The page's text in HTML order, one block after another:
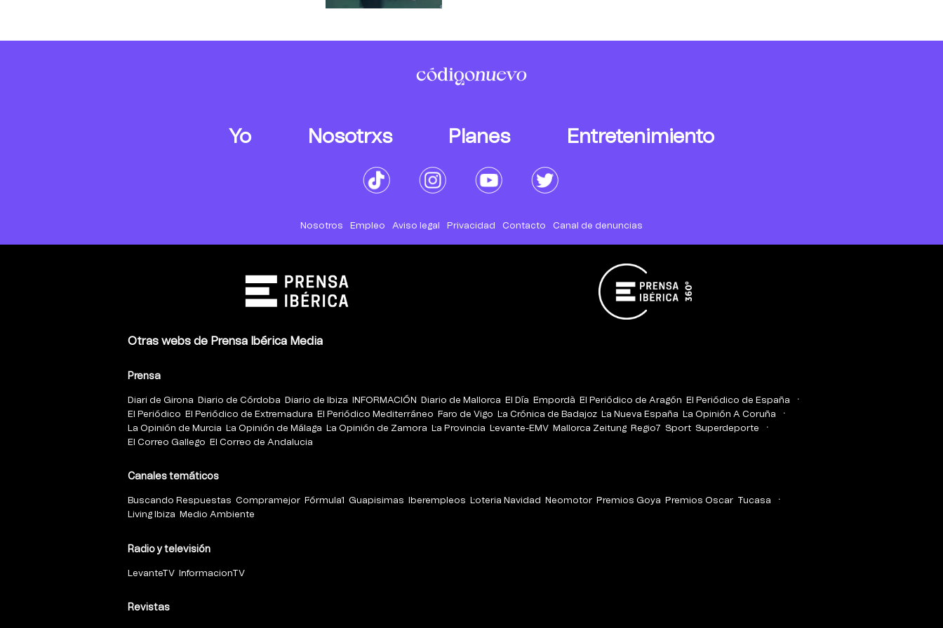
Yo Nosotrxs Planes Entretenimiento
Nosotros Empleo Aviso legal Privacidad Contacto Canal de denuncias
Otras webs de Prensa Ibérica Media
Prensa
Diari de Girona Diario de Córdoba Diario de Ibiza INFORMACIÓN Diario de Mallorca El Día Empordà El Periódico de Aragón
El Periódico de España
El Periódico
El Periódico de Extremadura El Periódico Mediterráneo Faro de Vigo La Crónica de Badajoz La Nueva España
La Opinión A Coruña
La Opinión de Murcia
La Opinión de Málaga La Opinión de Zamora La Provincia Levante-EMV Mallorca Zeitung Regio7 Sport Superdeporte
El Correo Gallego
El Correo de Andalucia
Canales temáticos
Buscando Respuestas Compramejor Fórmula1 Guapisimas Iberempleos Loteria Navidad Neomotor Premios Goya Premios Oscar
Tucasa
Living Ibiza
Medio Ambiente
Radio y televisión
LevanteTV InformacionTV
Revistas